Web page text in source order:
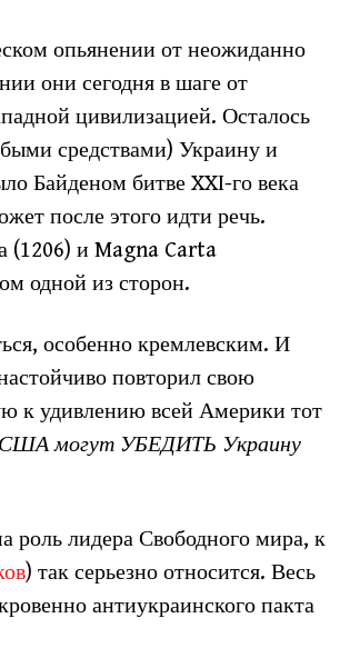
опьянении от неожиданно
они сегодня в шаге от
цивилизацией. Осталось
средствами) Украину и
Байденом битве XXI-го века
после этого идти речь.
(1206) и Magna Carta
одной из сторон.
особенно кремлевским. И
повторил свою
к удивлению всей Америки тот
США могут УБЕДИТЬ Украину
роль лидера Свободного мира, к
) так серьезно относится. Весь
антиукраинского пакта